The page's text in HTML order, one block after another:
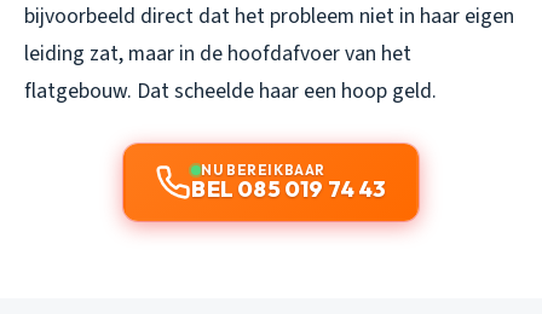
bijvoorbeeld direct dat het probleem niet in haar eigen
leiding zat, maar in de hoofdafvoer van het
flatgebouw. Dat scheelde haar een hoop geld.
NU BEREIKBAAR
BEL 085 019 74 43